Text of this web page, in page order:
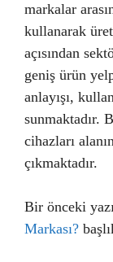
markalar
kullanarak
açısından
geniş ürün
anlayışı,
sunmaktadır.
cihazları
çıkmaktadır.
Bir önceki
Markası?